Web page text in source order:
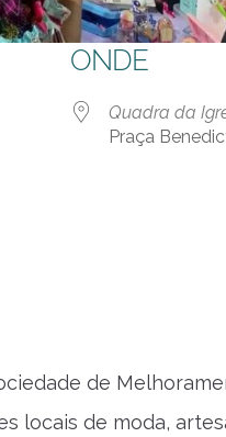
ONDE
Quadra da
Praça
de
locais de moda,